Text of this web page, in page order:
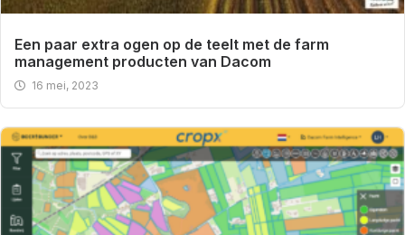
Een paar extra ogen op de teelt met de farm
management producten van Dacom
16 mei, 2023